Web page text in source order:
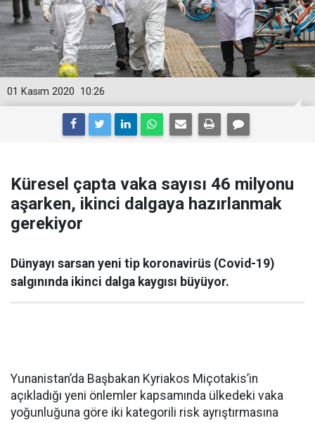
10:26
01 Kasım 2020
Küresel çapta vaka sayısı 46 milyonu
aşarken, ikinci dalgaya hazırlanmak
gerekiyor
Dünyayı sarsan yeni tip koronavirüs (Covid-19)
salgınında ikinci dalga kaygısı büyüyor.
Yunanistan’da Başbakan Kyriakos Miçotakis’in
açıkladığı yeni önlemler kapsamında ülkedeki vaka
yoğunluğuna göre iki kategorili risk ayrıştırmasına